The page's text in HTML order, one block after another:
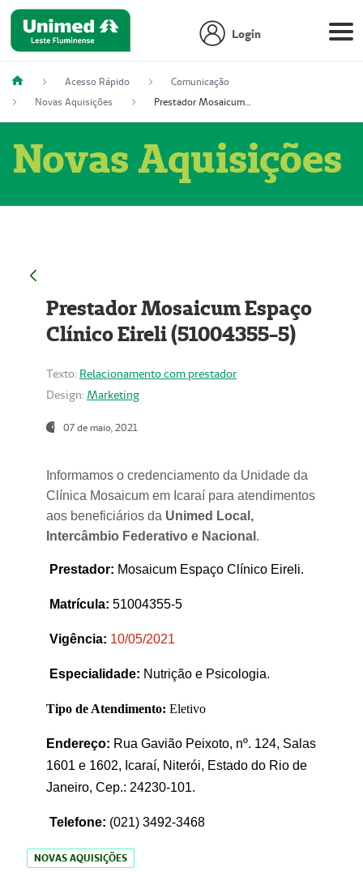
Login
Acesso Rápido
Comunicação
Novas Aquisições
Prestador Mosaicum Espaço Clínico Eireli (51004355-5)
Novas Aquisições
Prestador Mosaicum Espaço
Clínico Eireli (51004355-5)
Texto: Relacionamento com prestador
Design: Marketing
07 de maio, 2021
Informamos o credenciamento da Unidade da
Clínica Mosaicum em Icaraí para atendimentos
aos beneficiários da Unimed Local,
Intercâmbio Federativo e Nacional .
Prestador: Mosaicum Espaço Clínico Eireli.
Matrícula: 51004355-5
Vigência: 10/05/2021
Especialidade: Nutrição e Psicologia.
Tipo de Atendimento: Eletivo
Endereço: Rua Gavião Peixoto, nº. 124, Salas
1601 e 1602, Icaraí, Niterói, Estado do Rio de
Janeiro, Cep.: 24230-101.
Telefone: (021) 3492-3468
NOVAS AQUISIÇÕES